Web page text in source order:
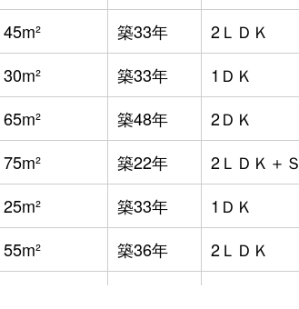
45m² 築33年 2ＬＤＫ
30m² 築33年 1ＤＫ
65m² 築48年 2ＤＫ
75m² 築22年 2ＬＤＫ＋Ｓ
25m² 築33年 1ＤＫ
55m² 築36年 2ＬＤＫ